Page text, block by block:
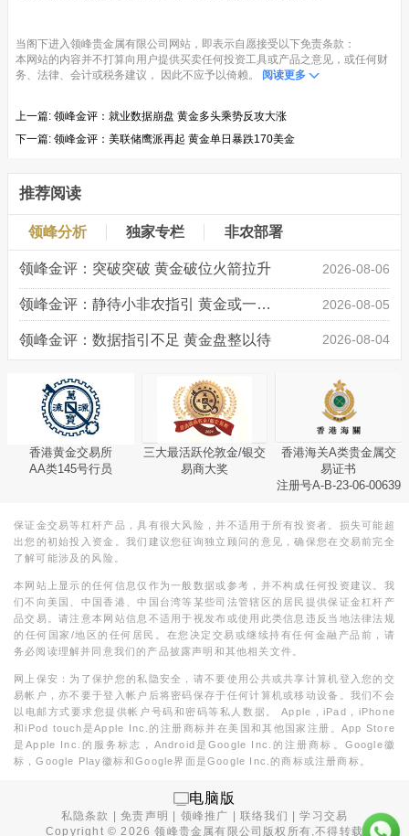
当阁下进入领峰贵金属有限公司网站，即表示自愿接受以下免责条款：
本网站的内容并不打算向用户提供买卖任何投资工具或产品之意见，或任何财
务、法律、会计或税务建议， 因此不应予以倚赖。 阅读更多
上一篇: 领峰金评：就业数据崩盘 黄金多头乘势反攻大涨
下一篇: 领峰金评：美联储鹰派再起 黄金单日暴跌170美金
推荐阅读
领峰分析 独家专栏 非农部署
领峰金评：突破突破 黄金破位火箭拉升 2026-08-06
领峰金评：静待小非农指引 黄金或一击破局 2026-08-05
领峰金评：数据指引不足 黄金盘整以待 2026-08-04
香港黄金交易所
AA类145号行员
三大最活跃伦敦金/银交
易商大奖
香港海关A类贵金属交
易证书
注册号A-B-23-06-00639
保证金交易等杠杆产品，具有很大风险，并不适用于所有投资者。损失可能超
出您的初始投入资金。我们建议您征询独立顾问的意见，确保您在交易前完全
了解可能涉及的风险。
本网站上显示的任何信息仅作为一般数据或参考，并不构成任何投资建议。我
们不向美国、中国香港、中国台湾等某些司法管辖区的居民提供保证金杠杆产
品交易。请注意本网站信息不适用于视发布或使用此类信息违反当地法律法规
的任何国家/地区的任何居民。在您决定交易或继续持有任何金融产品前，请
务必阅读理解并同意我们的产品披露声明和其他相关文件。
网上保安：为了保护您的私隐安全，请不要使用公共或共享计算机登入您的交
易帐户，亦不要于登入帐户后将密码保存于任何计算机或移动设备。我们不会
以电邮方式要求您提供帐户号码和密码等私人数据。 Apple，iPad，iPhone
和iPod touch是Apple Inc.的注册商标并在美国和其他国家注册。App Store
是Apple Inc.的服务标志，Android是Google Inc.的注册商标。Google徽
标，Google Play徽标和Google界面是Google Inc.的商标或注册商标。
电脑版
私隐条款 |免责声明 | 领峰推广 |联络我们 |学习交易
Copyright © 2026 领峰贵金属有限公司版权所有,不得转载